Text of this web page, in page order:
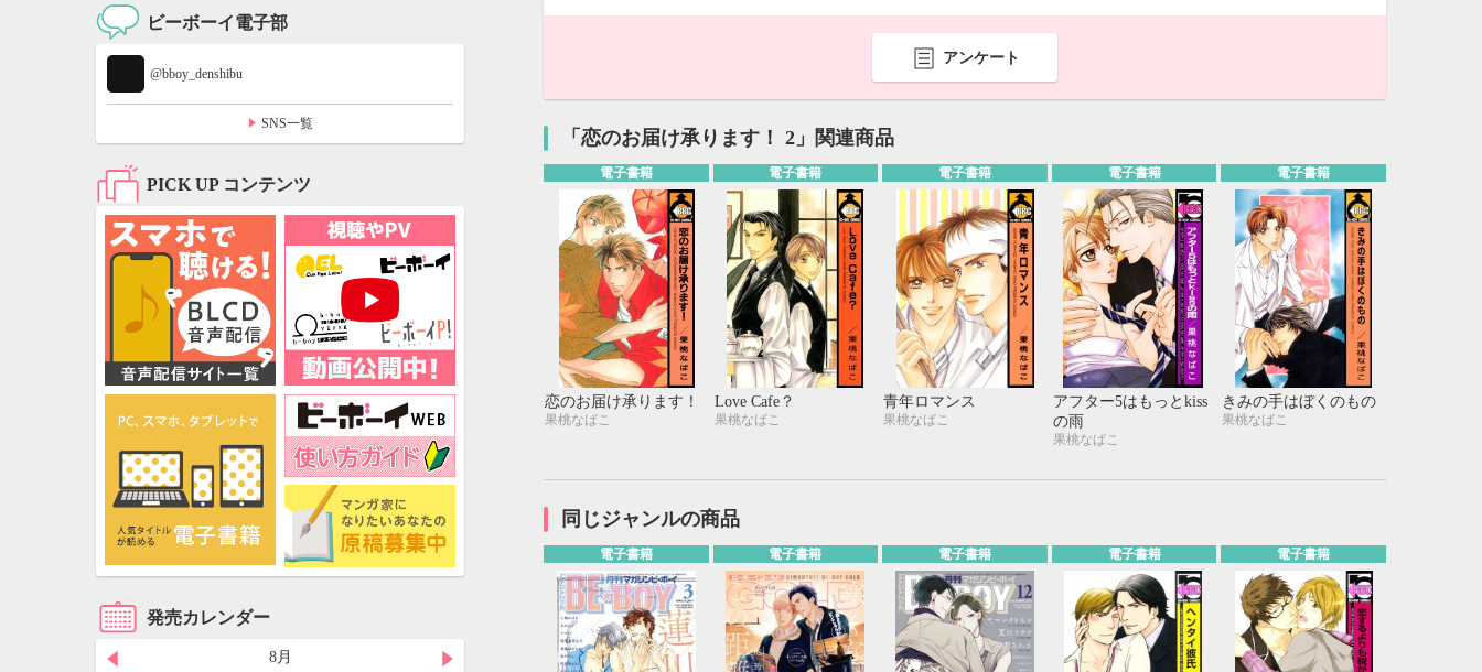
アンケート
「恋のお届け承ります！ 2」関連商品
電子書籍
恋のお届け承ります！
果桃なばこ
電子書籍
Love Cafe？
果桃なばこ
電子書籍
青年ロマンス
果桃なばこ
電子書籍
アフター5はもっとkiss
の雨
果桃なばこ
電子書籍
きみの手はぼくのもの
果桃なばこ
同じジャンルの商品
電子書籍 電子書籍 電子書籍 電子書籍 電子書籍
ビーボーイ電子部
@bboy_denshibu
SNS一覧
PICK UP コンテンツ
発売カレンダー
8月 9月 10月